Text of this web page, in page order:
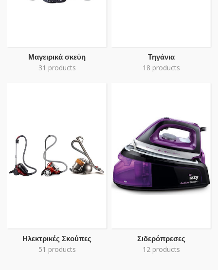
Μαγειρικά σκεύη
31 products
Τηγάνια
18 products
Ηλεκτρικές Σκούπες
51 products
Σιδερόπρεσες
12 products